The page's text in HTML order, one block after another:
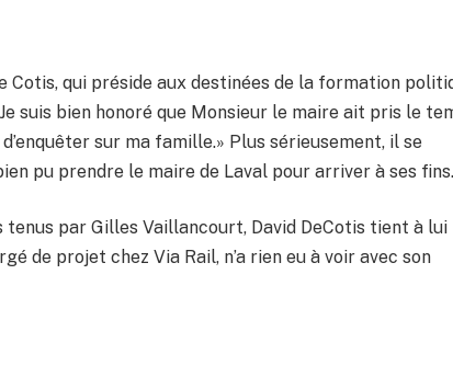
Cotis, qui préside aux destinées de la formation
suis bien honoré que Monsieur le maire ait pris le
sur ma famille.» Plus sérieusement, il se
pu prendre le maire de Laval pour arriver à ses fins.
par Gilles Vaillancourt, David DeCotis tient à lui
de projet chez Via Rail, n’a rien eu à voir avec son